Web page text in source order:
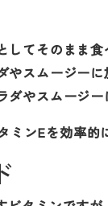
してそのまま食
やスムージー
ダやスムージー
ミンEを効率的